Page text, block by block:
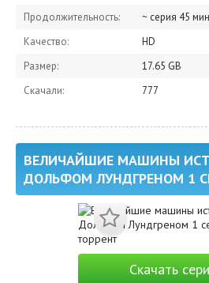
Продолжительность:
~ серия 45
Качество:
HD
Размер:
17.65 GB
Скачали:
777
ВЕЛИЧАЙШИЕ МАШИНЫ
ДОЛЬФОМ ЛУНДГРЕНОМ 1
Скачать